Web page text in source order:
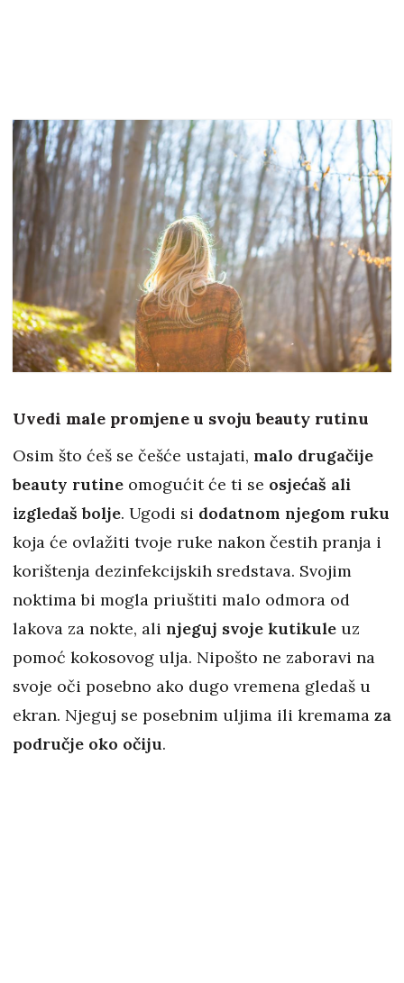
Uvedi male promjene u svoju beauty rutinu
Osim što ćeš se češće ustajati, malo drugačije
beauty rutine omogućit će ti se osjećaš ali
izgledaš bolje. Ugodi si dodatnom njegom ruku
koja će ovlažiti tvoje ruke nakon čestih pranja i
korištenja dezinfekcijskih sredstava. Svojim
noktima bi mogla priuštiti malo odmora od
lakova za nokte, ali njeguj svoje kutikule uz
pomoć kokosovog ulja. Nipošto ne zaboravi na
svoje oči posebno ako dugo vremena gledaš u
ekran. Njeguj se posebnim uljima ili kremama za
područje oko očiju.